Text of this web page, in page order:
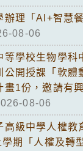
辦理「AI+智慧
08-06
等學校生物學科
公開授課「軟體
畫1份，邀請有
08-06
高級中學人權教
期「人權及轉